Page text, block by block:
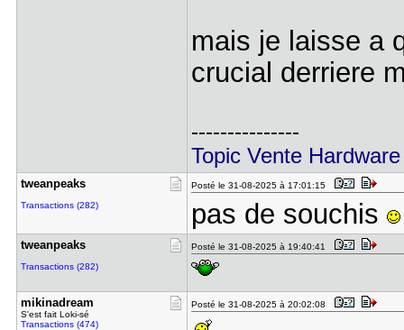
mais je laisse a
crucial derriere
---------------
Topic Vente Hardware
tweanpeaks
Transactions (282)
Posté le 31-08-2025 à 17:01:15
pas de souchis
tweanpeaks
Transactions (282)
Posté le 31-08-2025 à 19:40:41
mikinadrea​m
S'est fait Loki-sé
Transactions (474)
Posté le 31-08-2025 à 20:02:08